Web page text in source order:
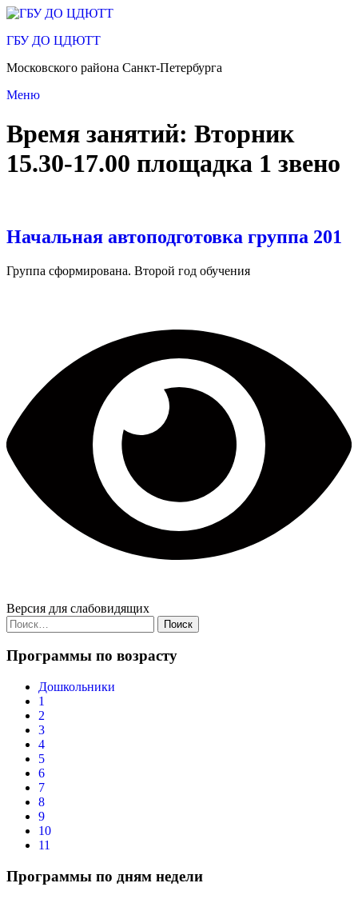
Перейти
содержимому
ГБУ ДО ЦДЮТТ
Московского района Санкт-Петербурга
Меню
Время занятий: Вторник
15.30-17.00 площадка 1 звено
Начальная автоподготовка группа 201
Группа сформирована. Второй год обучения
Версия для слабовидящих
Найти:
Программы по возрасту
Дошкольники
1
2
3
4
5
6
7
8
9
10
11
Программы по дням недели